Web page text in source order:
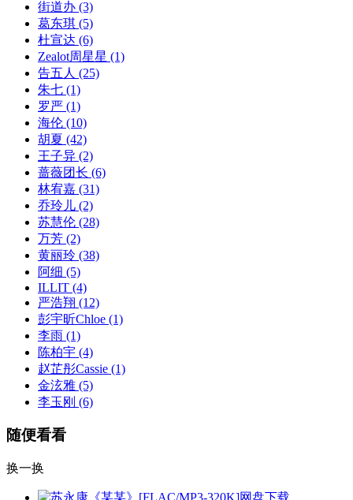
街道办 (3)
葛东琪 (5)
杜宣达 (6)
Zealot周星星 (1)
告五人 (25)
朱七 (1)
罗严 (1)
海伦 (10)
胡夏 (42)
王子异 (2)
蔷薇团长 (6)
林宥嘉 (31)
乔玲儿 (2)
苏慧伦 (28)
万芳 (2)
黄丽玲 (38)
阿细 (5)
ILLIT (4)
严浩翔 (12)
彭宇昕Chloe (1)
李雨 (1)
陈柏宇 (4)
赵芷彤Cassie (1)
金泫雅 (5)
李玉刚 (6)
随便看看
换一换